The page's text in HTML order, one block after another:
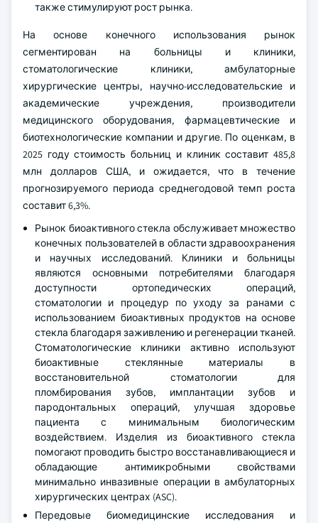
также стимулируют рост рынка.
На основе конечного использования рынок
сегментирован на больницы и клиники,
стоматологические клиники, амбулаторные
хирургические центры, научно-исследовательские и
академические учреждения, производители
медицинского оборудования, фармацевтические и
биотехнологические компании и другие. По оценкам, в
2025 году стоимость больниц и клиник составит 485,8
млн долларов США, и ожидается, что в течение
прогнозируемого периода среднегодовой темп роста
составит 6,3%.
Рынок биоактивного стекла обслуживает множество
конечных пользователей в области здравоохранения
и научных исследований. Клиники и больницы
являются основными потребителями благодаря
доступности ортопедических операций,
стоматологии и процедур по уходу за ранами с
использованием биоактивных продуктов на основе
стекла благодаря заживлению и регенерации тканей.
Стоматологические клиники активно используют
биоактивные стеклянные материалы в
восстановительной стоматологии для
пломбирования зубов, имплантации зубов и
пародонтальных операций, улучшая здоровье
пациента с минимальным биологическим
воздействием. Изделия из биоактивного стекла
помогают проводить быстро восстанавливающиеся и
обладающие антимикробными свойствами
минимально инвазивные операции в амбулаторных
хирургических центрах (ASC).
Передовые биомедицинские исследования и